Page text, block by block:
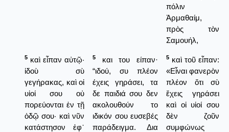
πόλιν
Ἀρμαθαίμ,
πρὸς τὸν
Σαμουήλ,
5 καὶ εἶπαν αὐτῷ·
ἰδοὺ σὺ
γεγήρακας, καὶ οἱ
υἱοί σου οὐ
πορεύονται ἐν τῇ
ὁδῷ σου· καὶ νῦν
κατάστησον ἐφ᾿
5
και του είπαν·
“ιδού, συ πλέον
έχεις γηράσει, τα
δε παιδιά σου δεν
ακολουθούν το
ιδικόν σου ευσεβές
παράδειγμα. Δια
5 καὶ τοῦ εἶπαν:
«Εἶναι φανερὸν
πλέον ὅτι σὺ
ἔχεις γηράσει
καὶ οἱ υἱοί σου
δὲν ζοῦν
συμφώνως